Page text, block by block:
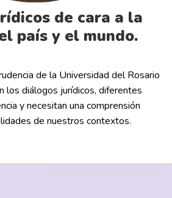
de cara a la
país y el mundo.
de la Universidad del Rosario
los diálogos jurídicos, diferentes
y necesitan una comprensión
de nuestros contextos.